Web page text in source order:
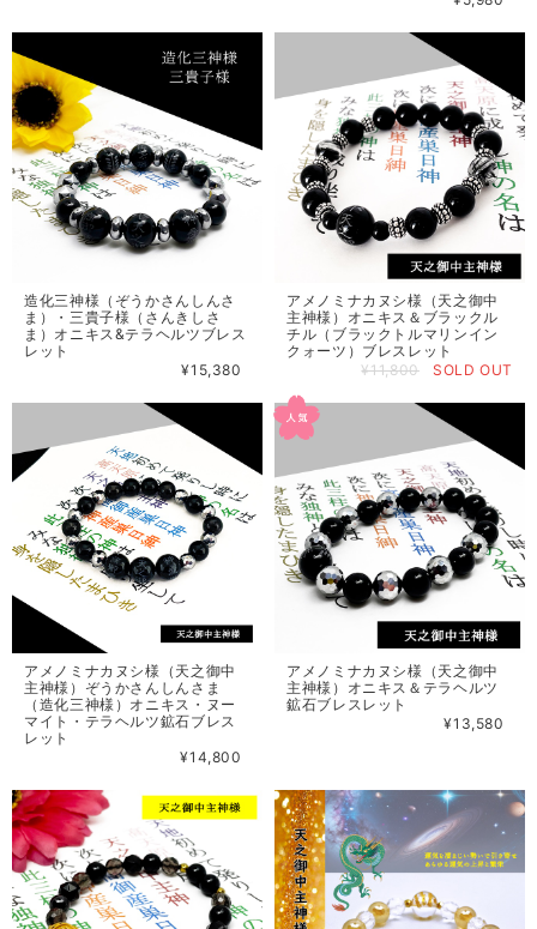
造化三神様（ぞうかさんしんさ
ま）・三貴子様（さんきしさ
ま）オニキス&テラヘルツブレス
レット
¥15,380
アメノミナカヌシ様（天之御中
主神様）オニキス＆ブラックル
チル（ブラックトルマリンイン
クォーツ）ブレスレット
¥11,800
SOLD OUT
アメノミナカヌシ様（天之御中
主神様）ぞうかさんしんさま
（造化三神様）オニキス・ヌー
マイト・テラヘルツ鉱石ブレス
レット
¥14,800
アメノミナカヌシ様（天之御中
主神様）オニキス＆テラヘルツ
鉱石ブレスレット
¥13,580